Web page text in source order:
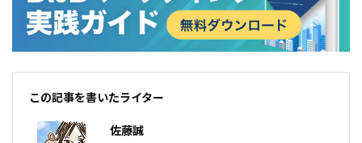
この記事を書いたライター
佐藤誠